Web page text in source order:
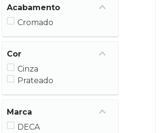
Acabamento
Cromado
Cor
Cinza
Prateado
Marca
DECA